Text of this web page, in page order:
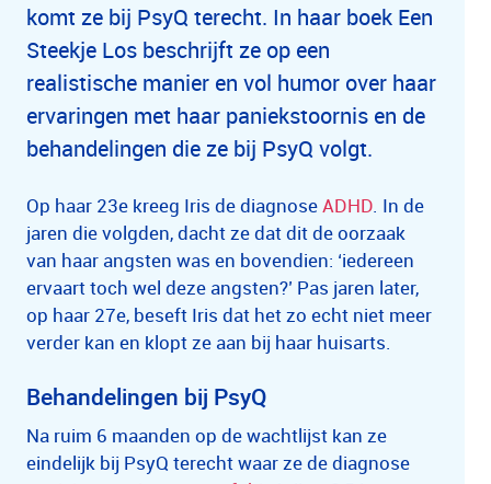
komt ze bij PsyQ terecht. In haar boek Een
Steekje Los beschrijft ze op een
realistische manier en vol humor over haar
ervaringen met haar paniekstoornis en de
behandelingen die ze bij PsyQ volgt.
Op haar 23e kreeg Iris de diagnoseADHD. In de
jaren die volgden, dacht ze dat dit de oorzaak
van haar angsten was en bovendien: ‘iedereen
ervaart toch wel deze angsten?’ Pas jaren later,
op haar 27e, beseft Iris dat het zo echt niet meer
verder kan en klopt ze aan bij haar huisarts.
Behandelingen bij PsyQ
Na ruim 6 maanden op de wachtlijst kan ze
eindelijk bij PsyQ terecht waar ze de diagnose